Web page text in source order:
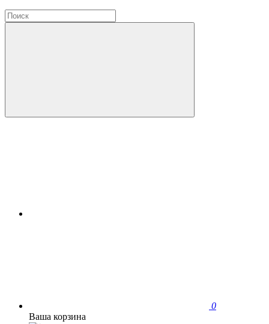
0
Ваша корзина